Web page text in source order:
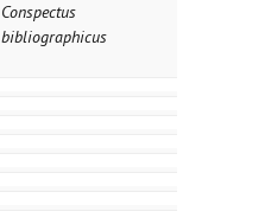
Conspectus
bibliographicus